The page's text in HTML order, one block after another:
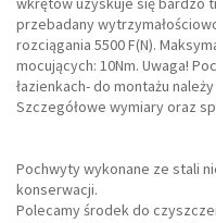
przebadany
rozciągania 5500 F(N).
mocujących: 10Nm. Uwaga!
łazienkach- do montażu
Szczegółowe wymiary oraz
Pochwyty wykonane ze stali
konserwacji.
Polecamy środek do